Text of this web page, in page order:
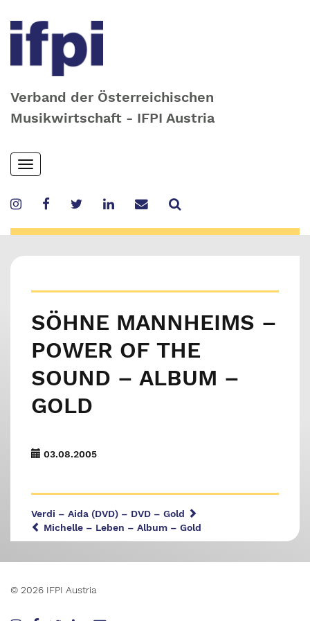
Verband der Österreichischen
Musikwirtschaft - IFPI Austria
Skip
to
content
Toggle
navigation
SÖHNE MANNHEIMS –
POWER OF THE
SOUND – ALBUM –
GOLD
03.08.2005
Verdi – Aida (DVD) – DVD – Gold
Michelle – Leben – Album – Gold
© 2026 IFPI Austria